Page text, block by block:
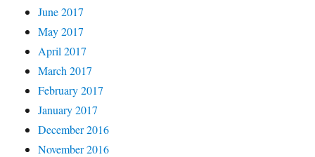
June 2017
May 2017
April 2017
March 2017
February 2017
January 2017
December 2016
November 2016